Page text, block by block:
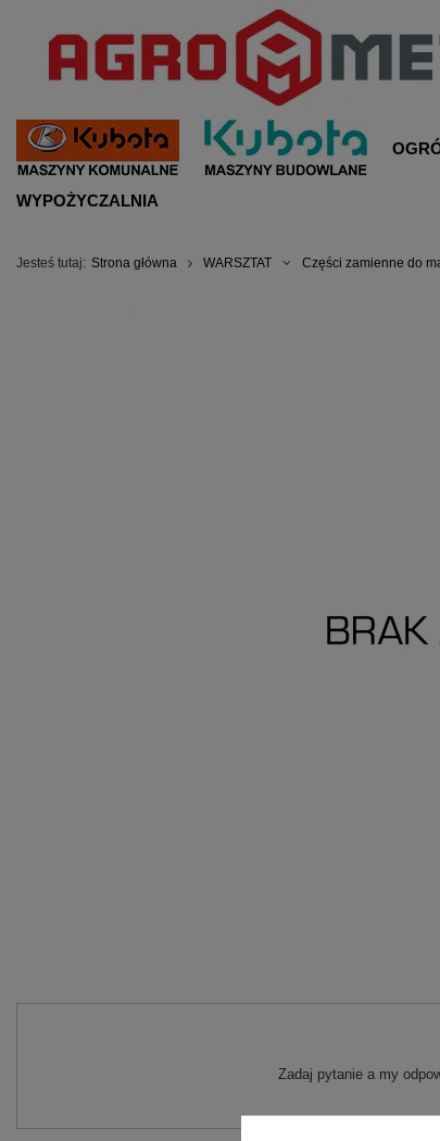
WYPOŻYCZALNIA
Jesteś tutaj: Strona główna WARSZTAT Części zamienne do
Zadaj pytanie a my